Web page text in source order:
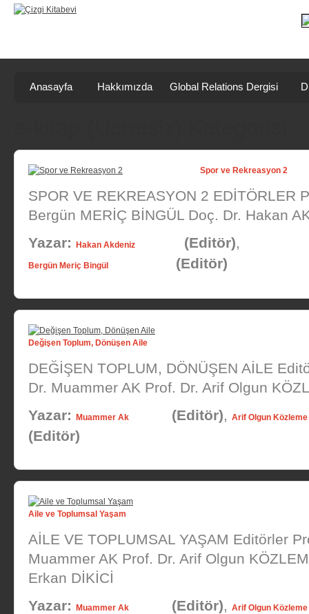
Anasayfa Hakkımızda Global Relations Dergisi
Spor ve Rekreasyon 2
SPOR VE REKREASYON 2 EDİTÖRLER
Bergün MERİÇ BİNGÜL Doç. Dr. Hakan
Yazar:
Hakan Akdeniz (Editör),
Bergün Meriç Bingül (Editör)
Değişen Toplum, Dönüşen Aile
DEĞİŞEN TOPLUM, DÖNÜŞEN AİLE
Dr. Muammer AK Prof. Dr. Arif Olgun
Yazar:
Muammer Ak (Editör), Arif Olgun Közleme
(Editör)
Aile ve Toplumsal Yaşam
AİLE VE TOPLUMSAL YAŞAM Editörler
Muammer AK Prof. Dr. Arif Olgun
Erkan DİKİCİ
Yazar:
Muammer Ak (Editör), Arif Olgun Közleme